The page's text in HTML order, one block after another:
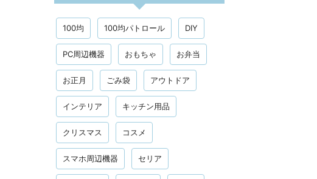
100均 100均パトロール DIY
PC周辺機器 おもちゃ お弁当
お正月 ごみ袋 アウトドア
インテリア キッチン用品
クリスマス コスメ
スマホ周辺機器 セリア